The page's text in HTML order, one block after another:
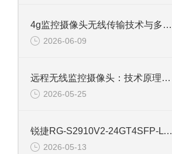
4g监控摄像头无线传输技术与多场景应用研究
2026-06-09
远程无线监控摄像头：技术原理、应用与选型全解析
2026-05-25
锐捷RG-S2910V2-24GT4SFP-L 24口网管千兆交换机
2026-05-13